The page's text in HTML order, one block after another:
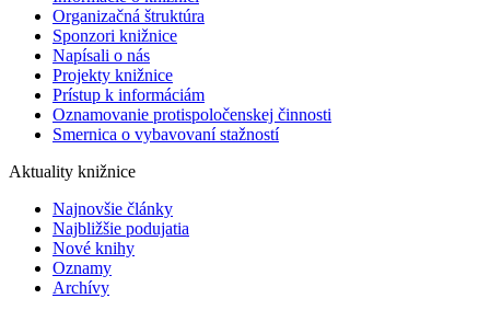
Organizačná štruktúra
Sponzori knižnice
Napísali o nás
Projekty knižnice
Prístup k informáciám
Oznamovanie protispoločenskej činnosti
Smernica o vybavovaní stažností
Aktuality knižnice
Najnovšie články
Najbližšie podujatia
Nové knihy
Oznamy
Archívy